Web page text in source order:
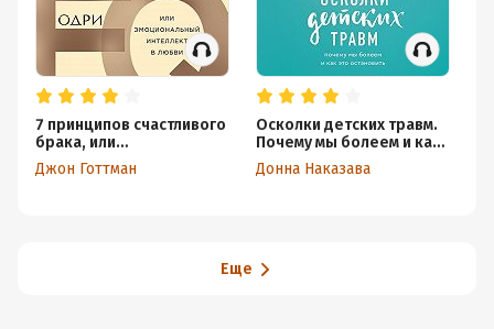
7 принципов счастливого
брака, или
Эмоциональный
интеллект в любви
Джон Готтман
Осколки детских травм.
Почему мы болеем и как
это остановить
Донна Наказава
Еще